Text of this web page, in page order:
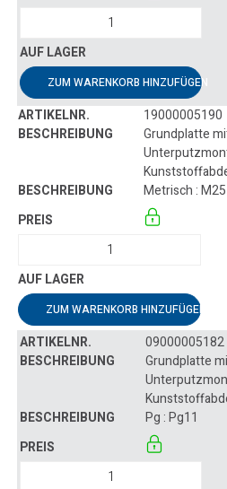
ZUM WARENKORB HINZUFÜGEN
19000005190
Grundplatte
Metrisch : M25
ZUM WARENKORB HINZUFÜGEN
09000005182
Grundplatte
Pg : Pg11